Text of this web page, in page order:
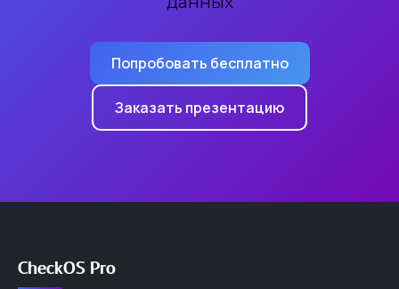
Попробовать бесплатно
Заказать презентацию
CheckOS Pro